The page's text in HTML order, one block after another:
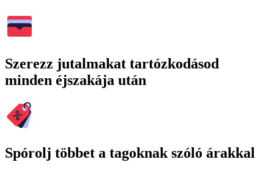
Szerezz jutalmakat tartózkodásod
minden éjszakája után
Spórolj többet a tagoknak szóló árakkal